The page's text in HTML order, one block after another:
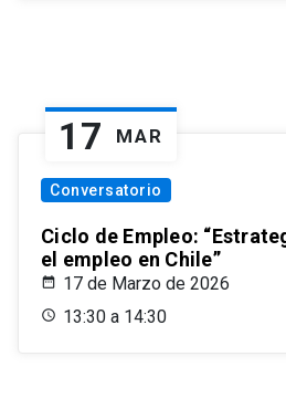
17 MAR
Conversatorio
Ciclo de Empleo:
el empleo en Chile”
17 de Marzo de 2026
13:30 a 14:30